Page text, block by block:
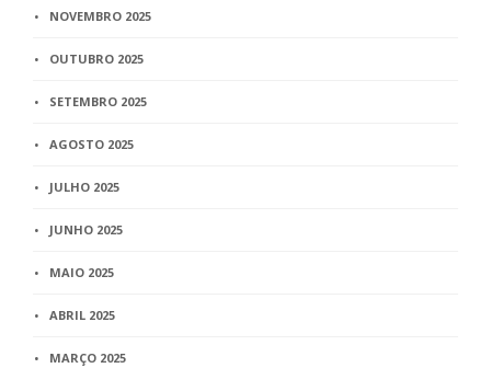
NOVEMBRO 2025
OUTUBRO 2025
SETEMBRO 2025
AGOSTO 2025
JULHO 2025
JUNHO 2025
MAIO 2025
ABRIL 2025
MARÇO 2025